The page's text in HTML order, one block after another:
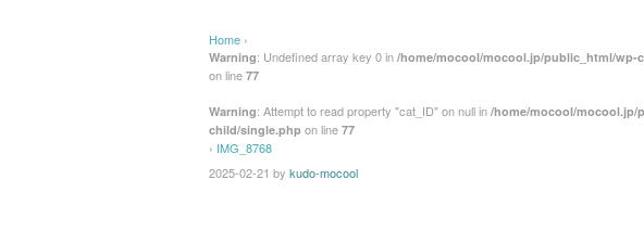
Home ›
Warning: Undefined array key 0 in /home/mocool/mocool.jp/public_html/
on line 77
Warning: Attempt to read property "cat_ID" on null in /home/mocool/mocool.jp/
child/single.php on line 77
› IMG_8768
2025-02-21 by kudo-mocool